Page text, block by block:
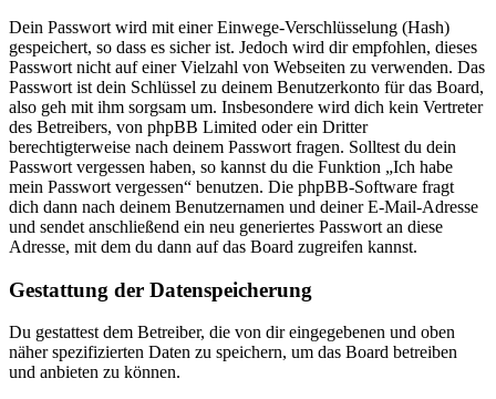
Dein Passwort wird mit einer Einwege-Verschlüsselung (Hash)
gespeichert, so dass es sicher ist. Jedoch wird dir empfohlen, dieses
Passwort nicht auf einer Vielzahl von Webseiten zu verwenden. Das
Passwort ist dein Schlüssel zu deinem Benutzerkonto für das Board,
also geh mit ihm sorgsam um. Insbesondere wird dich kein Vertreter
des Betreibers, von phpBB Limited oder ein Dritter
berechtigterweise nach deinem Passwort fragen. Solltest du dein
Passwort vergessen haben, so kannst du die Funktion „Ich habe
mein Passwort vergessen“ benutzen. Die phpBB-Software fragt
dich dann nach deinem Benutzernamen und deiner E-Mail-Adresse
und sendet anschließend ein neu generiertes Passwort an diese
Adresse, mit dem du dann auf das Board zugreifen kannst.
Gestattung der Datenspeicherung
Du gestattest dem Betreiber, die von dir eingegebenen und oben
näher spezifizierten Daten zu speichern, um das Board betreiben
und anbieten zu können.